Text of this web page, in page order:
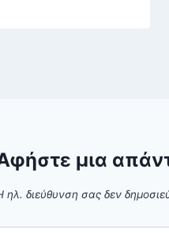
μια
ηλ. διεύθυνση σας δεν